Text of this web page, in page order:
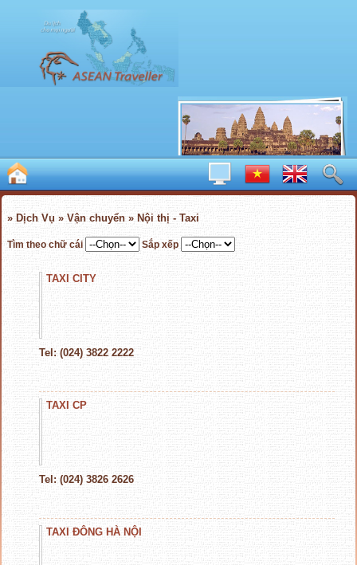
» Dịch Vụ » Vận chuyển » Nội thị - Taxi
Tìm theo chữ cái Sắp xếp
TAXI CITY
Tel: (024) 3822 2222
TAXI CP
Tel: (024) 3826 2626
TAXI ĐÔNG HÀ NỘI